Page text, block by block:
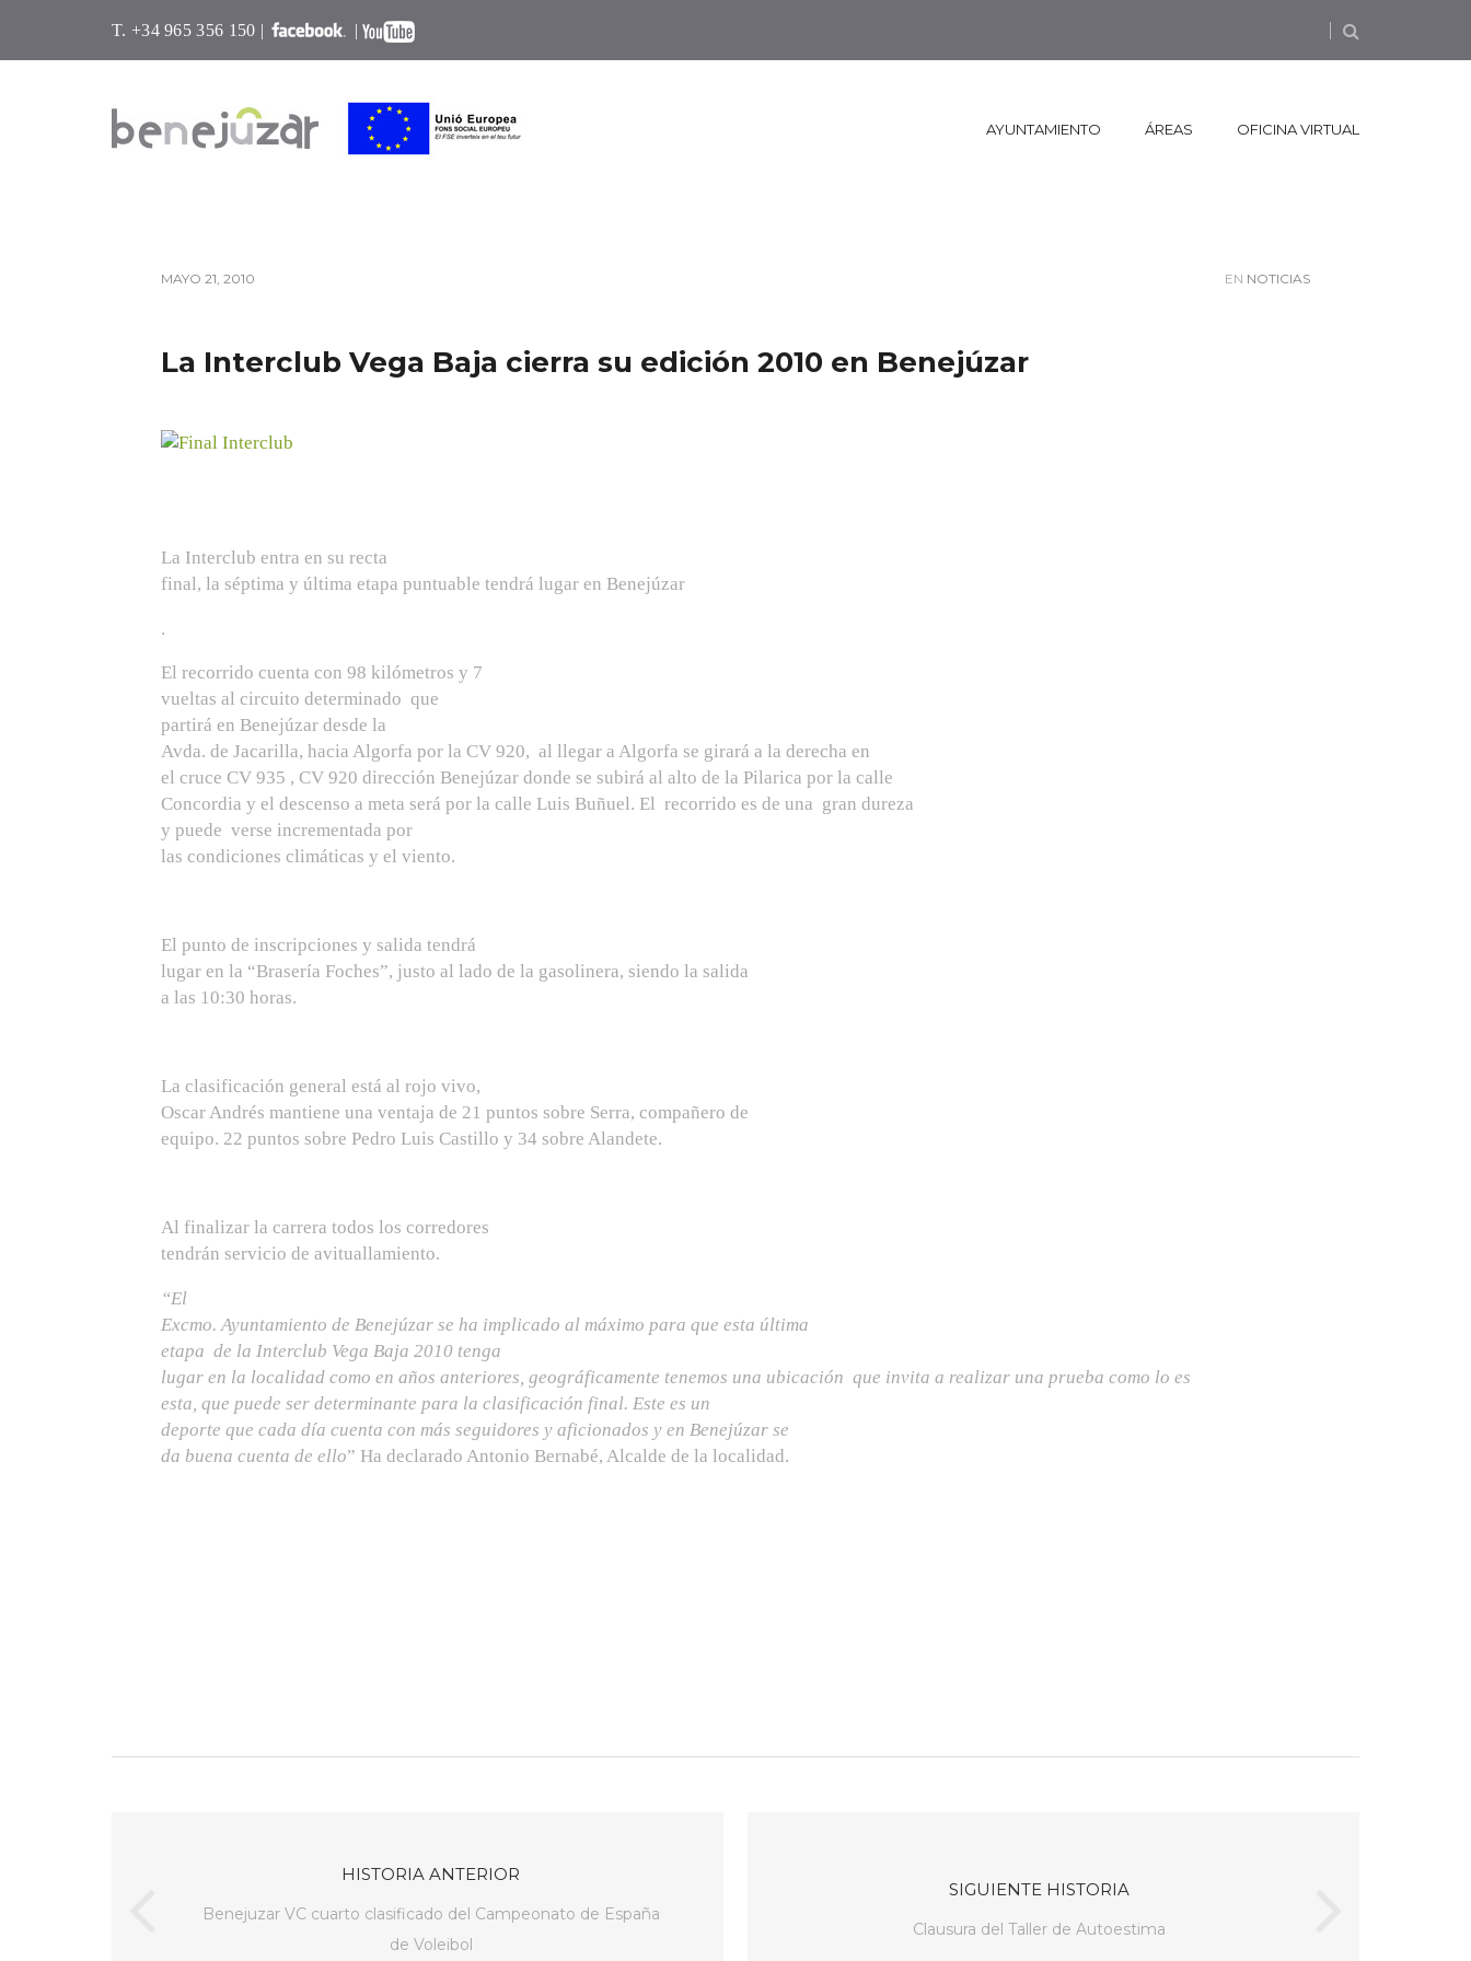
T. +34 965 356 150 | |
AYUNTAMIENTO ÁREAS OFICINA VIRTUAL
MAYO 21, 2010 EN NOTICIAS
La Interclub Vega Baja cierra su edición 2010 en Benejúzar
La Interclub entra en su recta
final, la séptima y última etapa puntuable tendrá lugar en Benejúzar
.
El recorrido cuenta con 98 kilómetros y 7
vueltas al circuito determinado que
partirá en Benejúzar desde la
Avda. de Jacarilla, hacia Algorfa por la CV 920, al llegar a Algorfa se girará a la derecha en
el cruce CV 935 , CV 920 dirección Benejúzar donde se subirá al alto de la Pilarica por la calle
Concordia y el descenso a meta será por la calle Luis Buñuel. El recorrido es de una gran dureza
y puede verse incrementada por
las condiciones climáticas y el viento.
El punto de inscripciones y salida tendrá
lugar en la “Brasería Foches”, justo al lado de la gasolinera, siendo la salida
a las 10:30 horas.
La clasificación general está al rojo vivo,
Oscar Andrés mantiene una ventaja de 21 puntos sobre Serra, compañero de
equipo. 22 puntos sobre Pedro Luis Castillo y 34 sobre Alandete.
Al finalizar la carrera todos los corredores
tendrán servicio de avituallamiento.
“El
Excmo. Ayuntamiento de Benejúzar se ha implicado al máximo para que esta última
etapa de la Interclub Vega Baja 2010 tenga
lugar en la localidad como en años anteriores, geográficamente tenemos una ubicación que invita a realizar una prueba como lo es
esta, que puede ser determinante para la clasificación final. Este es un
deporte que cada día cuenta con más seguidores y aficionados y en Benejúzar se
da buena cuenta de ello” Ha declarado Antonio Bernabé, Alcalde de la localidad.
HISTORIA ANTERIOR
Benejuzar VC cuarto clasificado del Campeonato de España
de Voleibol
SIGUIENTE HISTORIA
Clausura del Taller de Autoestima